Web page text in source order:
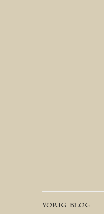
Bericht
VORIG BLOG